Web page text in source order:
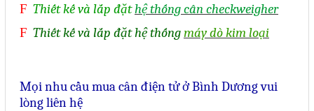
F Thiết kế và lắp đặthệ thống cân checkweigher
F Thiết kế và lắp đặt hệ thốngmáy dò kim loại
Mọi nhu cầu mua cânđiện tử ở Bình Dươngvui
lòng liên hệ